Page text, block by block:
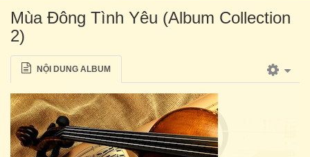
Mùa Đông Tình Yêu (Album Collection
2)
NỘI DUNG ALBUM